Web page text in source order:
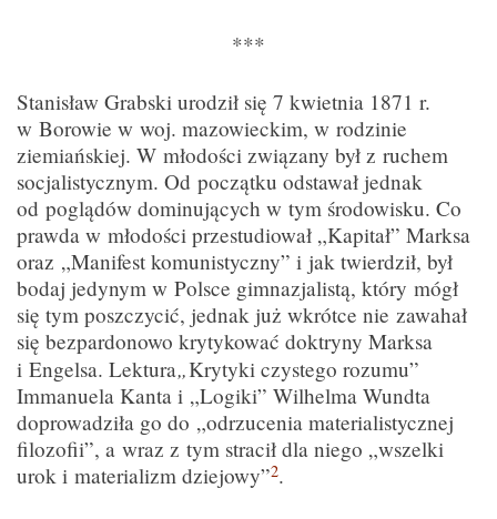
***
Stanisław Grabski urodził się 7 kwietnia 1871 r.
w Borowie w woj. mazowieckim, w rodzinie
ziemiańskiej. W młodości związany był z ruchem
socjalistycznym. Od początku odstawał jednak
od poglądów dominujących w tym środowisku. Co
prawda w młodości przestudiował „Kapitał” Marksa
oraz „Manifest komunistyczny” i jak twierdził, był
bodaj jedynym w Polsce gimnazjalistą, który mógł
się tym poszczycić, jednak już wkrótce nie zawahał
się bezpardonowo krytykować doktryny Marksa
i Engelsa. Lektura„Krytyki czystego rozumu”
Immanuela Kanta i „Logiki” Wilhelma Wundta
doprowadziła go do „odrzucenia materialistycznej
filozofii”, a wraz z tym stracił dla niego „wszelki
urok i materializm dziejowy”2.